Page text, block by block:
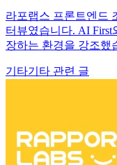
라포랩스 프론트엔드
터뷰였습니다. AI First
장하는 환경을 강조했
기타기타 관련 글